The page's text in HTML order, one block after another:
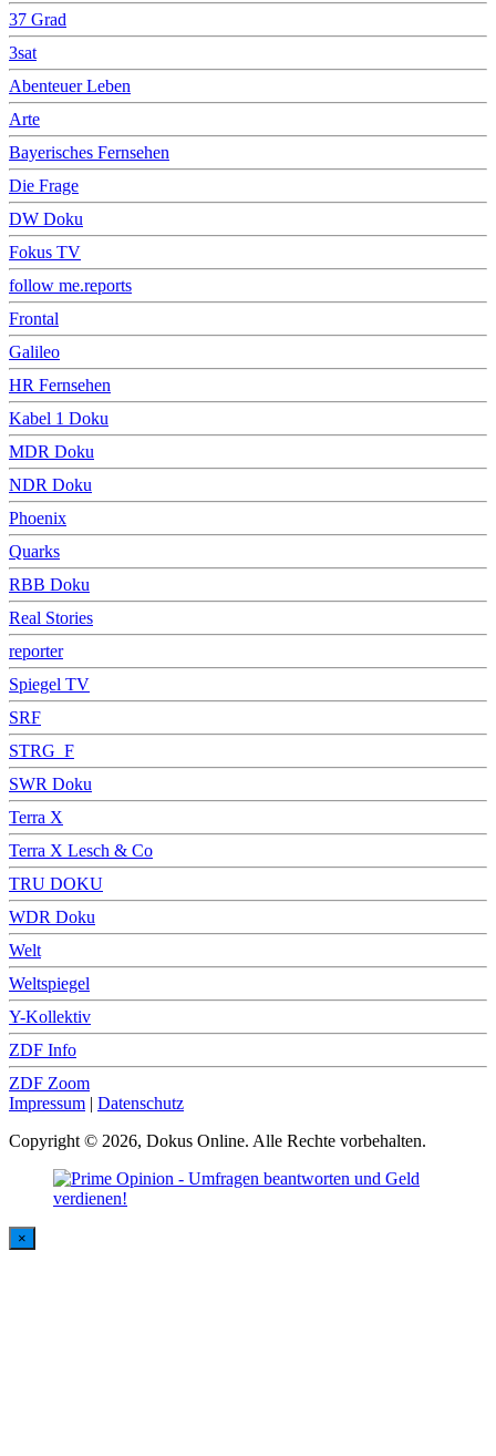
37 Grad
3sat
Abenteuer Leben
Arte
Bayerisches Fernsehen
Die Frage
DW Doku
Fokus TV
follow me.reports
Frontal
Galileo
HR Fernsehen
Kabel 1 Doku
MDR Doku
NDR Doku
Phoenix
Quarks
RBB Doku
Real Stories
reporter
Spiegel TV
SRF
STRG_F
SWR Doku
Terra X
Terra X Lesch & Co
TRU DOKU
WDR Doku
Welt
Weltspiegel
Y-Kollektiv
ZDF Info
ZDF Zoom
Impressum | Datenschutz
Copyright © 2026, Dokus Online. Alle Rechte vorbehalten.
×